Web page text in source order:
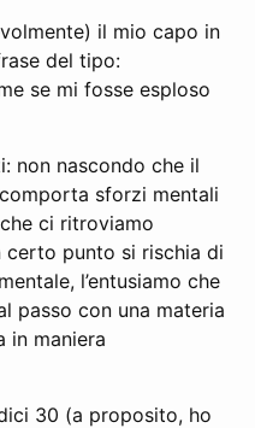
il mio capo in
del tipo:
se mi fosse esploso
non nascondo che il
sforzi mentali
ci ritroviamo
punto si rischia di
l’entusiamo che
passo con una materia
in maniera
30 (a proposito, ho